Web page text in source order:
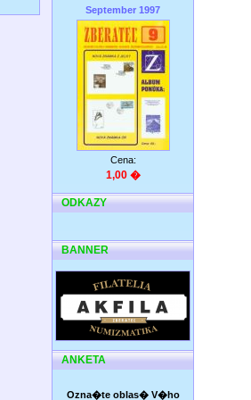
September 1997
Cena:
1,00 �
ODKAZY
BANNER
ANKETA
Ozna�te oblas� V�ho